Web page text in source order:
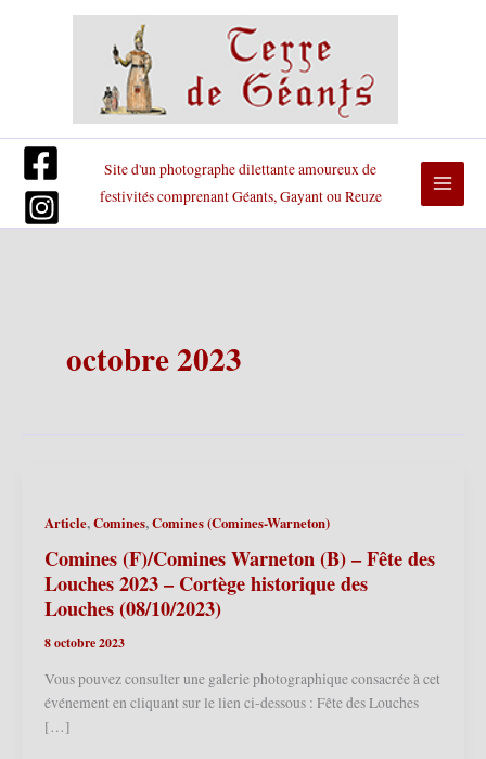
Site d'un photographe dilettante amoureux de
festivités comprenant Géants, Gayant ou Reuze
octobre 2023
Article,Comines,Comines (Comines-Warneton)
Comines (F)/Comines Warneton (B) – Fête des
Louches 2023 – Cortège historique des
Louches (08/10/2023)
8 octobre 2023
Vous pouvez consulter une galerie photographique consacrée à cet
événement en cliquant sur le lien ci-dessous : Fête des Louches
[…]